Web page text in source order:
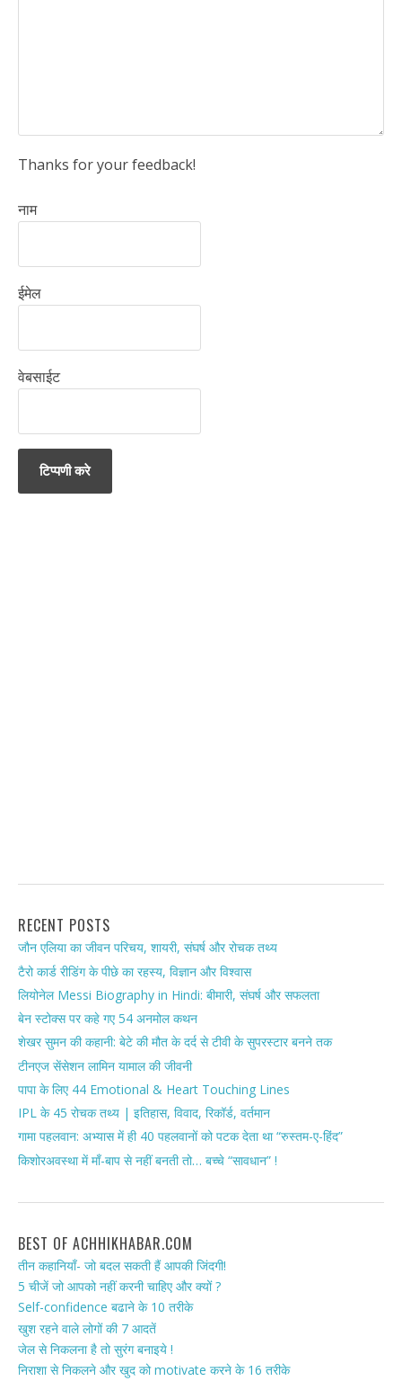
Thanks for your feedback!
नाम
ईमेल
वेबसाईट
RECENT POSTS
जौन एलिया का जीवन परिचय, शायरी, संघर्ष और रोचक तथ्य
टैरो कार्ड रीडिंग के पीछे का रहस्य, विज्ञान और विश्वास
लियोनेल Messi Biography in Hindi: बीमारी, संघर्ष और सफलता
बेन स्टोक्स पर कहे गए 54 अनमोल कथन
शेखर सुमन की कहानी: बेटे की मौत के दर्द से टीवी के सुपरस्टार बनने तक
टीनएज सेंसेशन लामिन यामाल की जीवनी
पापा के लिए 44 Emotional & Heart Touching Lines
IPL के 45 रोचक तथ्य | इतिहास, विवाद, रिकॉर्ड, वर्तमान
गामा पहलवान: अभ्यास में ही 40 पहलवानों को पटक देता था “रुस्तम-ए-हिंद”
किशोरअवस्था में माँ-बाप से नहीं बनती तो… बच्चे “सावधान” !
BEST OF ACHHIKHABAR.COM
तीन कहानियाँ- जो बदल सकती हैं आपकी जिंदगी!
5 चीजें जो आपको नहीं करनी चाहिए और क्यों ?
Self-confidence बढाने के 10 तरीके
खुश रहने वाले लोगों की 7 आदतें
जेल से निकलना है तो सुरंग बनाइये !
निराशा से निकलने और खुद को motivate करने के 16 तरीके